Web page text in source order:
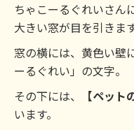
ちゃこーるぐれいさん
大きい窓が目を引きます
窓の横には、黄色い壁
ーるぐれい」の文字。
その下には、
【ペット
います。